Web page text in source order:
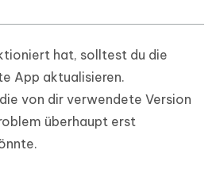
hat, solltest du die
App aktualisieren.
von dir verwendete Version
überhaupt erst